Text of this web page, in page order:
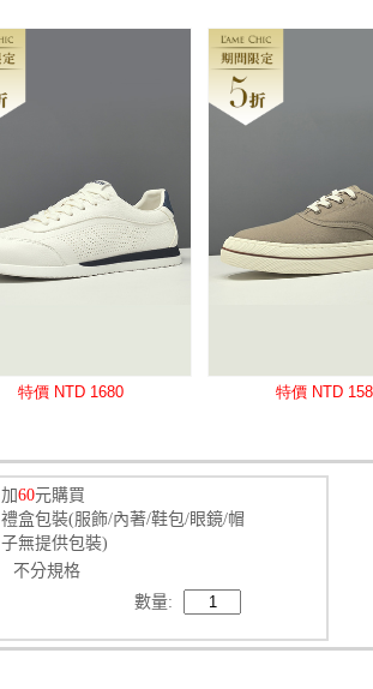
加60元購買
禮盒包裝(服飾/內著/鞋包/眼鏡/帽
子無提供包裝)
不分規格
數量: